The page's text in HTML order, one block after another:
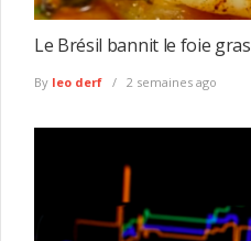
Le Brésil bannit le foie gras
By leo derf 2 semaines ago